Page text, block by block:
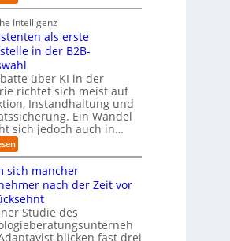
h
u
n
e
q
u
e
m
e
r
)
B
l
i
k
a
u
f
K
I
L
e
r
n
e
n
m
u
s
s
a
u
c
h
A
b
l
u
f
e
v
Intelligenz
als erste
in der B2B-
über KI in der
richtet sich meist auf
Instandhaltung und
Ein Wandel
sich jedoch auch in…
:
K
I
-
A
s
s
i
s
sich mancher
nach der Zeit vor
Studie des
blicken fast drei